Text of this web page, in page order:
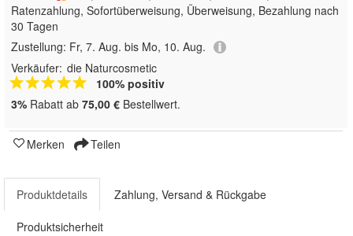
Ratenzahlung, Sofortüberweisung, Überweisung, Bezahlung nach
30 Tagen
Zustellung: Fr, 7. Aug. bis Mo, 10. Aug.
Verkäufer: die Naturcosmetic
100% positiv
3% Rabatt ab 75,00 € Bestellwert.
Merken Teilen
Produktdetails Zahlung, Versand & Rückgabe
Produktsicherheit